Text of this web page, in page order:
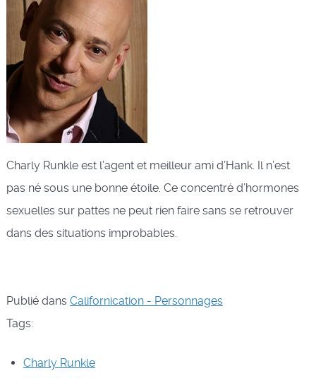
Charly Runkle est l’agent et meilleur ami d’Hank. Il n’est
pas né sous une bonne étoile. Ce concentré d’hormones
sexuelles sur pattes ne peut rien faire sans se retrouver
dans des situations improbables.
Publié dans Californication - Personnages
Tags:
Charly Runkle